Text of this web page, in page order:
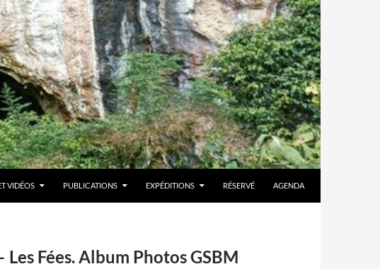
VIDÉOS PUBLICATIONS EXPÉDITIONS RÉSERVÉ AGENDA
Fées. Album Photos GSBM